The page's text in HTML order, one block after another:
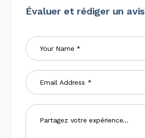
Évaluer et rédiger un avis